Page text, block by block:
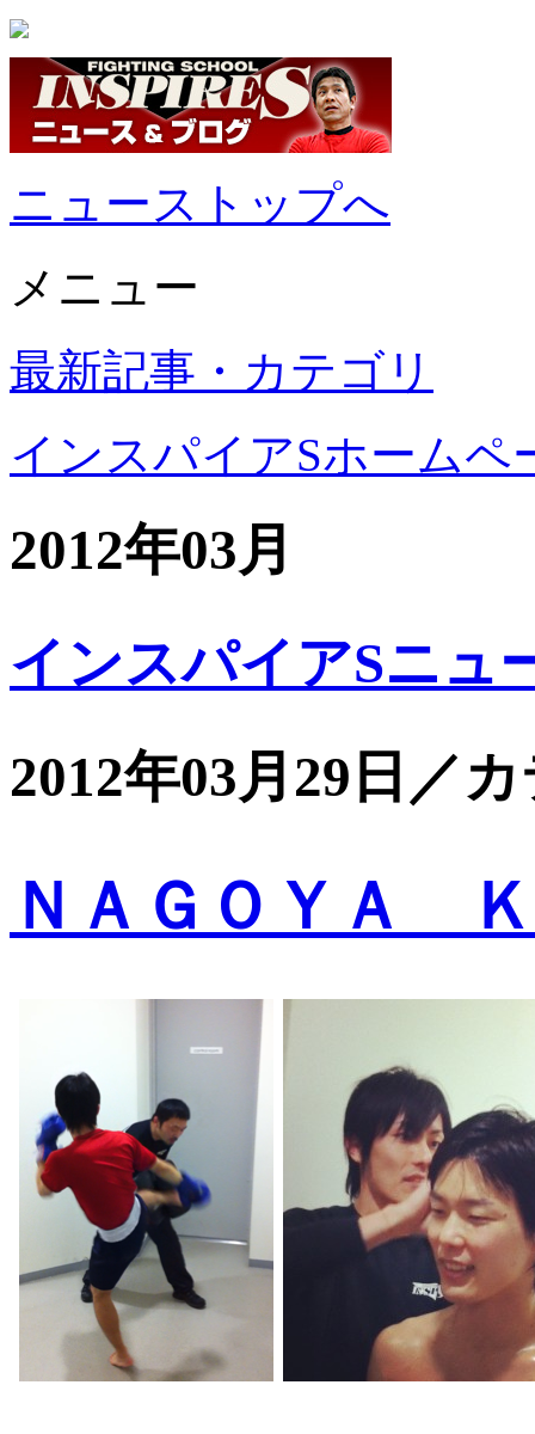
ニューストップへ
メニュー
最新記事・カテゴリ
インスパイアSホームペ
2012年03月
インスパイアSニュ
2012年03月29日／
ＮＡＧＯＹＡ